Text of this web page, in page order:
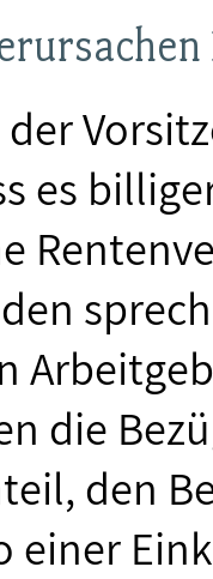
es
die
den
einer